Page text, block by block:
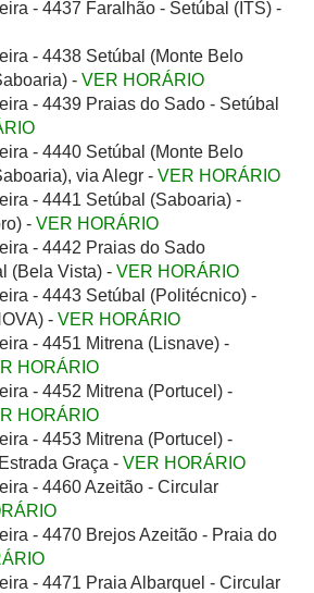
- 4437 Faralhão - Setúbal (ITS) -
- 4438 Setúbal (Monte Belo
- VER HORÁRIO
- 4439 Praias do Sado - Setúbal
- 4440 Setúbal (Monte Belo
via Alegr - VER HORÁRIO
- 4441 Setúbal (Saboaria) -
- VER HORÁRIO
- 4442 Praias do Sado
(Bela Vista) - VER HORÁRIO
- 4443 Setúbal (Politécnico) -
- VER HORÁRIO
- 4451 Mitrena (Lisnave) -
HORÁRIO
- 4452 Mitrena (Portucel) -
HORÁRIO
- 4453 Mitrena (Portucel) -
Graça - VER HORÁRIO
- 4460 Azeitão - Circular
- 4470 Brejos Azeitão - Praia do
- 4471 Praia Albarquel - Circular